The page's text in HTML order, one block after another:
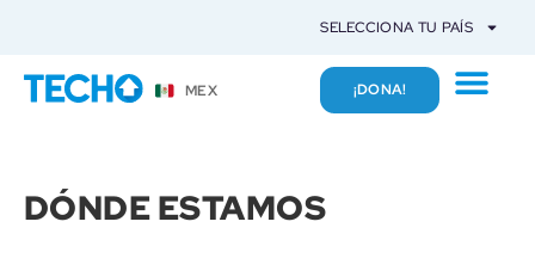
SELECCIONA TU PAÍS
MEX ¡DONA!
DÓNDE ESTAMOS